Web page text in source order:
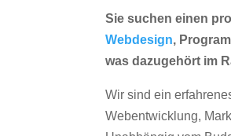
Sie suchen einen
Webdesign,
was dazugehört im
Wir sind ein
Webentwicklung,